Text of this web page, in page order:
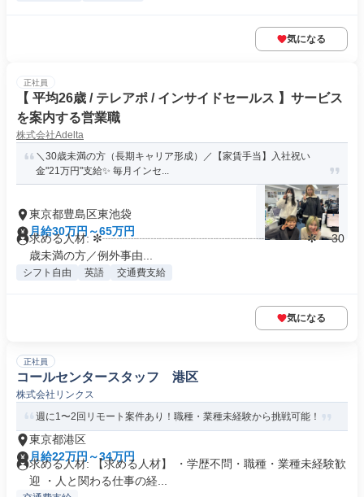
気になる
正社員
【 平均26歳 / テレアポ / インサイドセールス 】サービス
を案内する営業職
株式会社Adelta
＼30歳未満の方（長期キャリア形成）／【家賃手当】入社祝い
金"21万円"支給✨ 毎月インセ...
東京都豊島区東池袋
月給30万円～65万円
求める人材: ✼┈┈┈┈┈┈┈┈┈┈┈┈┈┈┈┈┈┈✼ ・30
歳未満の方／例外事由...
シフト自由 英語 交通費支給
気になる
正社員
コールセンタースタッフ 港区
株式会社リンクス
週に1〜2回リモート案件あり！職種・業種未経験から挑戦可能！
東京都港区
月給22万円～34万円
求める人材: 【求める人材】 ・学歴不問・職種・業種未経験歓
迎 ・人と関わる仕事の経...